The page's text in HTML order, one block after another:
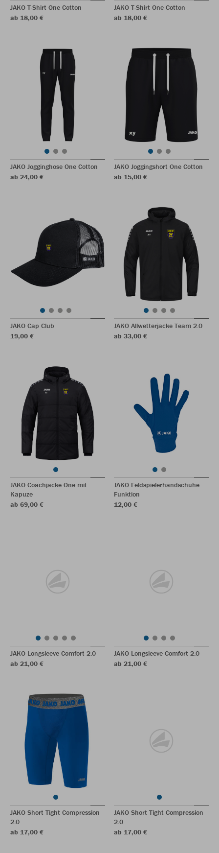
JAKO T-Shirt One Cotton
ab 18,00 €
JAKO T-Shirt One Cotton
ab 18,00 €
JAKO Jogginghose One Cotton
ab 24,00 €
JAKO Joggingshort One Cotton
ab 15,00 €
JAKO Cap Club
19,00 €
JAKO Allwetterjacke Team 2.0
ab 33,00 €
JAKO Coachjacke One mit
Kapuze
ab 69,00 €
JAKO Feldspielerhandschuhe
Funktion
12,00 €
JAKO Longsleeve Comfort 2.0
ab 21,00 €
JAKO Longsleeve Comfort 2.0
ab 21,00 €
JAKO Short Tight Compression
2.0
ab 17,00 €
JAKO Short Tight Compression
2.0
ab 17,00 €